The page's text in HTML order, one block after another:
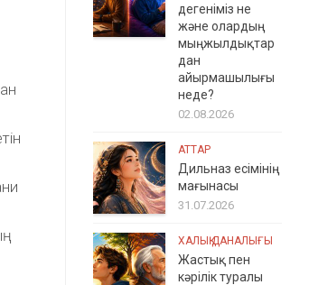
дегеніміз не
және олардың
мыңжылдықтар
дан
айырмашылығы
неде?
02.08.2026
АТТАР
Дильназ есімінің
мағынасы
31.07.2026
ХАЛЫҚ ДАНАЛЫҒЫ
Жастық пен
кәрілік туралы